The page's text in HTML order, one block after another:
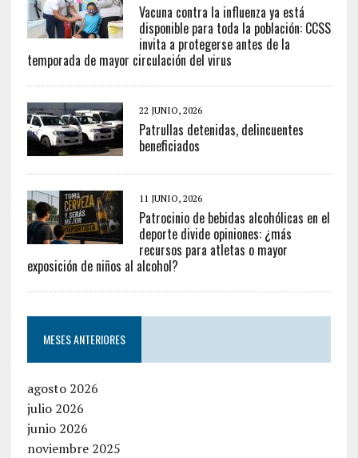
Vacuna contra la influenza ya está
disponible para toda la población: CCSS
invita a protegerse antes de la
temporada de mayor circulación del virus
22 JUNIO, 2026
Patrullas detenidas, delincuentes
beneficiados
11 JUNIO, 2026
Patrocinio de bebidas alcohólicas en el
deporte divide opiniones: ¿más
recursos para atletas o mayor
exposición de niños al alcohol?
MESES ANTERIORES
agosto 2026
julio 2026
junio 2026
noviembre 2025